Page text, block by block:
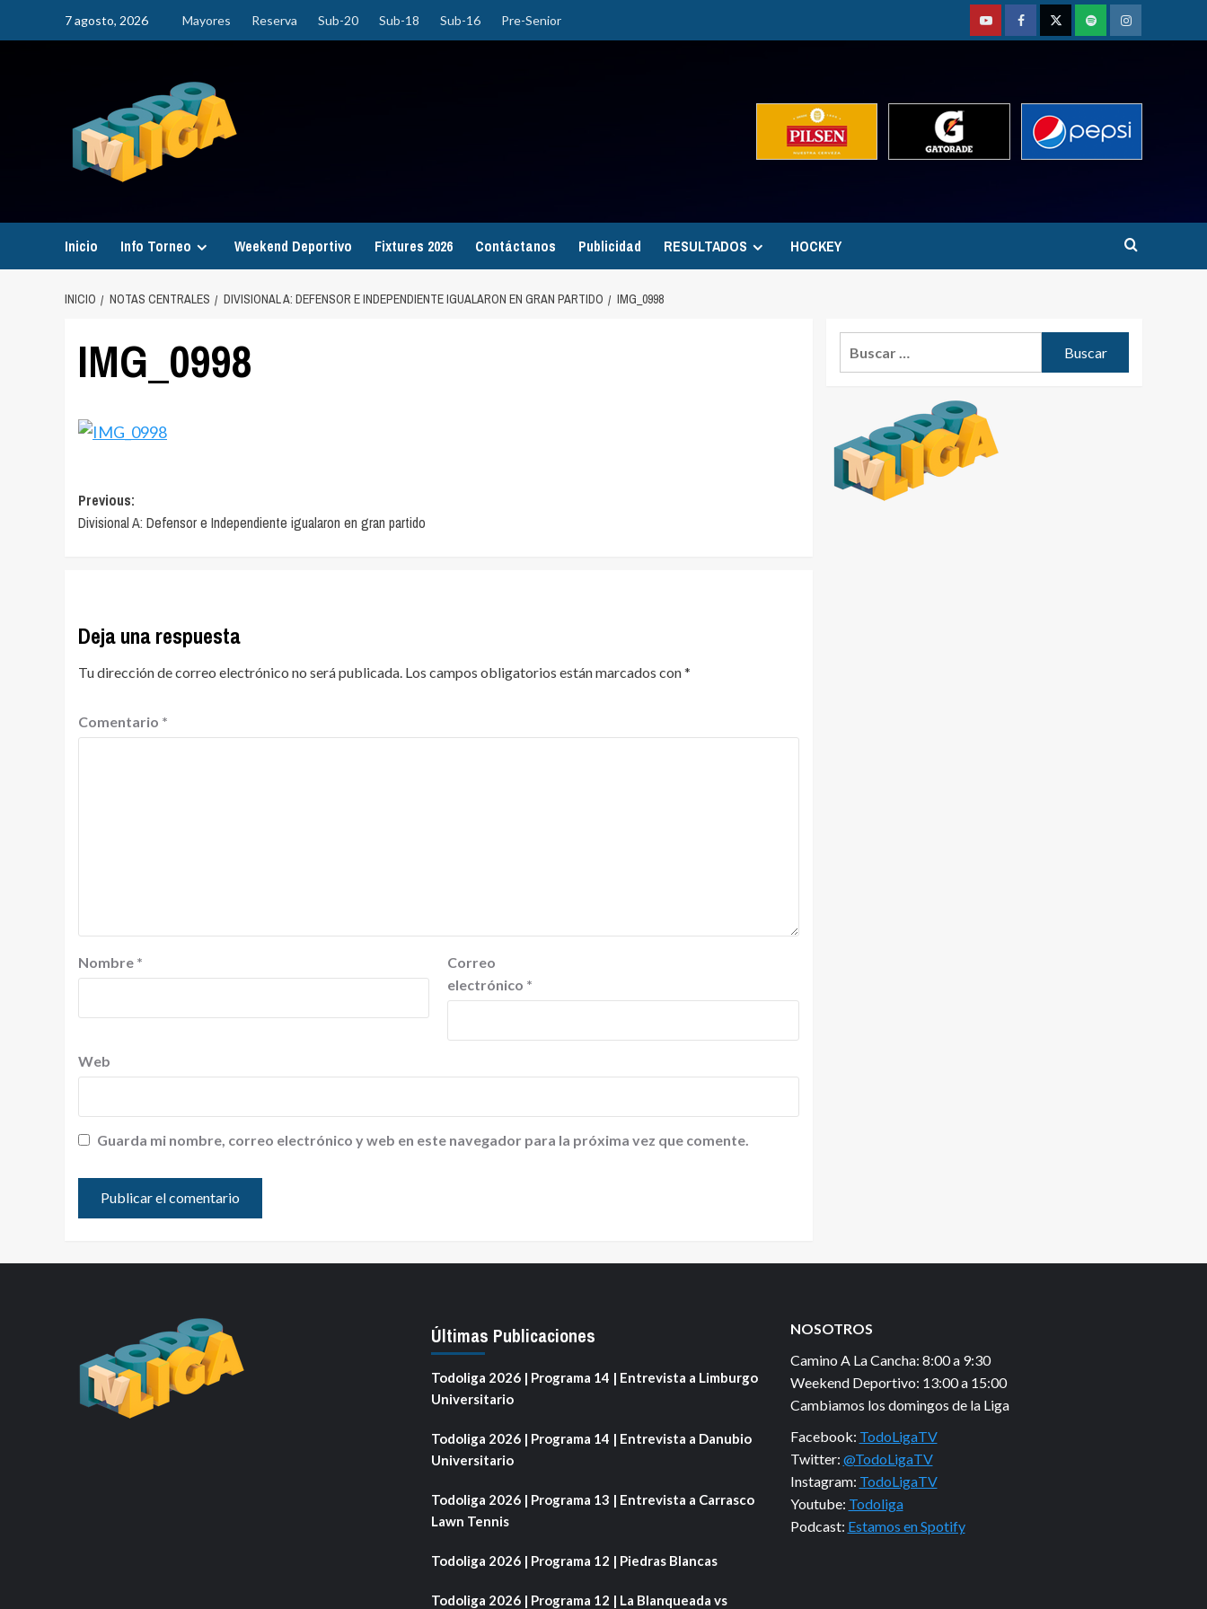
7 agosto, 2026 Mayores Reserva Sub-20 Sub-18 Sub-16 Pre-Senior
YoutubeFacebookTwitterPodcastInstagram
Inicio Info Torneo Weekend Deportivo Fixtures 2026 Contáctanos Publicidad RESULTADOS HOCKEY
INICIO NOTAS CENTRALES DIVISIONAL A: DEFENSOR E INDEPENDIENTE IGUALARON EN GRAN PARTIDO IMG_0998
IMG_0998
Navegación
de
Previous:
Divisional A: Defensor e Independiente igualaron en gran partido
Deja una respuesta
Tu dirección de correo electrónico no será publicada. Los campos obligatorios están marcados con*
Comentario *
Nombre *
Correo
electrónico *
Web
Guarda mi nombre, correo electrónico y web en este navegador para la próxima vez que comente.
Últimas Publicaciones
Todoliga 2026 | Programa 14 | Entrevista a Limburgo
Universitario
Todoliga 2026 | Programa 14 | Entrevista a Danubio
Universitario
Todoliga 2026 | Programa 13 | Entrevista a Carrasco
Lawn Tennis
Todoliga 2026 | Programa 12 | Piedras Blancas
Todoliga 2026 | Programa 12 | La Blanqueada vs
NOSOTROS
Camino A La Cancha: 8:00 a 9:30
Weekend Deportivo: 13:00 a 15:00
Cambiamos los domingos de la Liga
Facebook: TodoLigaTV
Twitter: @TodoLigaTV
Instagram: TodoLigaTV
Youtube: Todoliga
Podcast: Estamos en Spotify